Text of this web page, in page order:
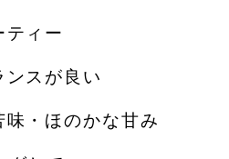
ティー
スが良い
・ほのかな甘み